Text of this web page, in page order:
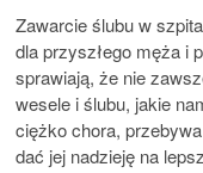
Zawarcie ślubu w
dla przyszłego męża i
sprawiają, że nie
wesele i ślubu, jakie
ciężko chora,
dać jej nadzieję na